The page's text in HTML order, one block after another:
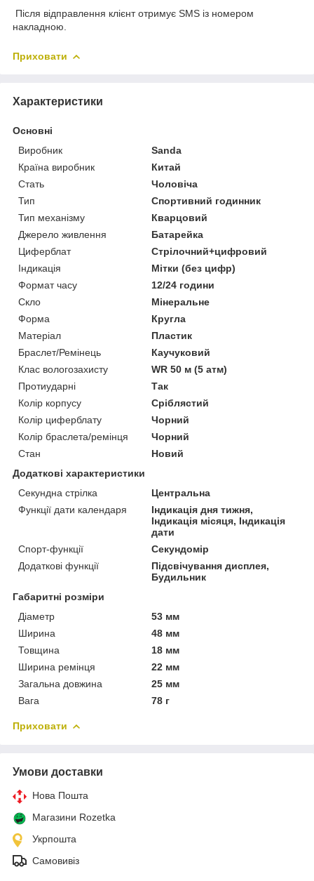
Після відправлення клієнт отримує SMS із номером
накладною.
Приховати
Характеристики
Основні
Виробник
Sanda
Країна виробник
Китай
Стать
Чоловіча
Тип
Спортивний годинник
Тип механізму
Кварцовий
Джерело живлення
Батарейка
Циферблат
Стрілочний+цифровий
Індикація
Мітки (без цифр)
Формат часу
12/24 години
Скло
Мінеральне
Форма
Кругла
Матеріал
Пластик
Браслет/Ремінець
Каучуковий
Клас вологозахисту
WR 50 м (5 атм)
Протиударні
Так
Колір корпусу
Сріблястий
Колір циферблату
Чорний
Колір браслета/ремінця
Чорний
Стан
Новий
Додаткові характеристики
Секундна стрілка
Центральна
Функції дати календаря
Індикація дня тижня,
Індикація місяця, Індикація
дати
Спорт-функції
Секундомір
Додаткові функції
Підсвічування дисплея,
Будильник
Габаритні розміри
Діаметр
53 мм
Ширина
48 мм
Товщина
18 мм
Ширина ремінця
22 мм
Загальна довжина
25 мм
Вага
78 г
Приховати
Умови доставки
Нова Пошта
Магазини Rozetka
Укрпошта
Самовивіз